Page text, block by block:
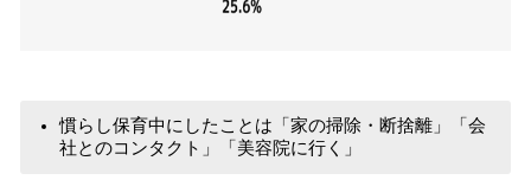
慣らし保育中にしたことは「家の掃除・断捨離」「会
社とのコンタクト」「美容院に行く」